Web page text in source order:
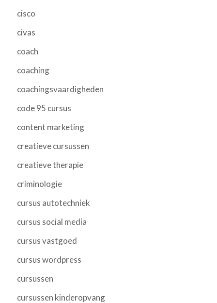
cisco
civas
coach
coaching
coachingsvaardigheden
code 95 cursus
content marketing
creatieve cursussen
creatieve therapie
criminologie
cursus autotechniek
cursus social media
cursus vastgoed
cursus wordpress
cursussen
cursussen kinderopvang